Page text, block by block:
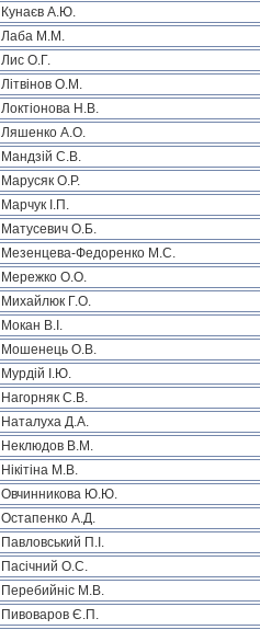
Кунаєв А.Ю.
Лаба М.М.
Лис О.Г.
Літвінов О.М.
Локтіонова Н.В.
Ляшенко А.О.
Мандзій С.В.
Марусяк О.Р.
Марчук І.П.
Матусевич О.Б.
Мезенцева-Федоренко М.С.
Мережко О.О.
Михайлюк Г.О.
Мокан В.І.
Мошенець О.В.
Мурдій І.Ю.
Нагорняк С.В.
Наталуха Д.А.
Неклюдов В.М.
Нікітіна М.В.
Овчинникова Ю.Ю.
Остапенко А.Д.
Павловський П.І.
Пасічний О.С.
Перебийніс М.В.
Пивоваров Є.П.